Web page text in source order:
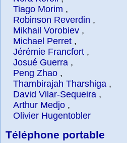
Tiago Morim ,
Robinson Reverdin ,
Mikhail Vorobiev ,
Michael Perret ,
Jérémie Francfort ,
Josué Guerra ,
Peng Zhao ,
Thambirajah Tharshiga ,
David Vilar-Sequeira ,
Arthur Medjo ,
Olivier Hugentobler
Téléphone portable